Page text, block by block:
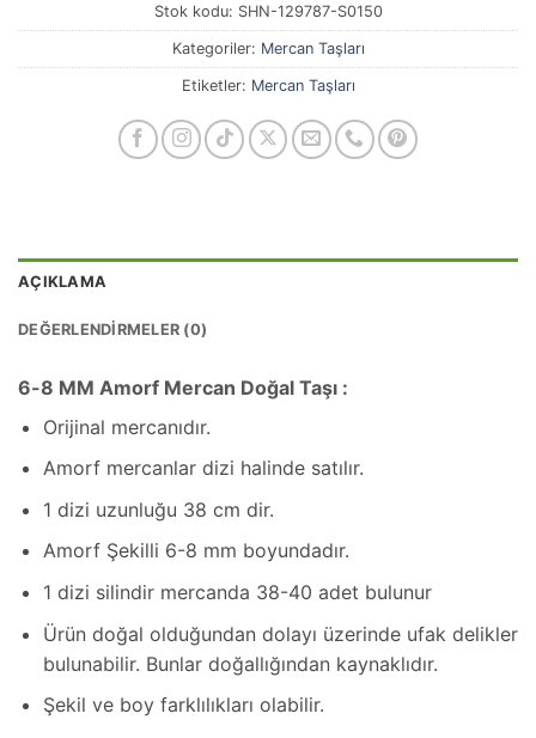
Stok kodu: SHN-129787-S0150
Kategoriler: Mercan Taşları
Etiketler: Mercan Taşları
AÇIKLAMA
DEĞERLENDIRMELER (0)
6-8 MM Amorf Mercan Doğal Taşı :
Orijinal mercanıdır.
Amorf mercanlar dizi halinde satılır.
1 dizi uzunluğu 38 cm dir.
Amorf Şekilli 6-8 mm boyundadır.
1 dizi silindir mercanda 38-40 adet bulunur
Ürün doğal olduğundan dolayı üzerinde ufak delikler
bulunabilir. Bunlar doğallığından kaynaklıdır.
Şekil ve boy farklılıkları olabilir.